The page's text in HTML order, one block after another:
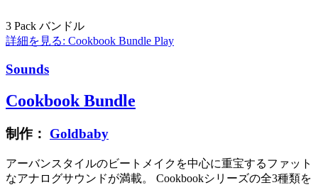
3 Pack バンドル
詳細を見る: Cookbook Bundle Play
Sounds
Cookbook Bundle
制作： Goldbaby
アーバンスタイルのビートメイクを中心に重宝するファット
なアナログサウンドが満載。 Cookbookシリーズの全3種類を